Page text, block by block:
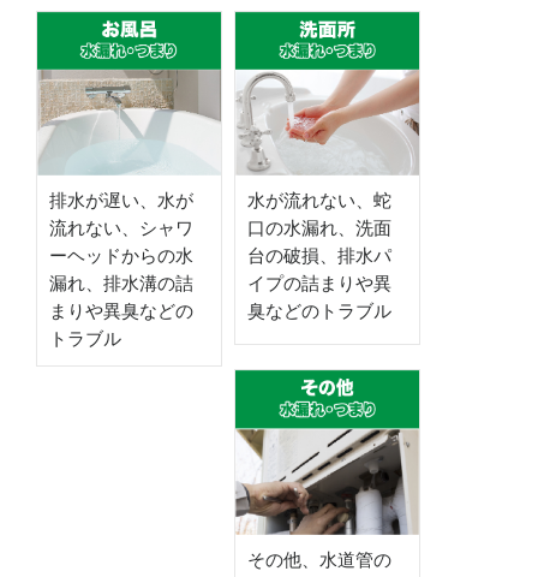
排水が遅い、水が
流れない、シャワ
ーヘッドからの水
漏れ、排水溝の詰
まりや異臭などの
トラブル
水が流れない、蛇
口の水漏れ、洗面
台の破損、排水パ
イプの詰まりや異
臭などのトラブル
その他、水道管の